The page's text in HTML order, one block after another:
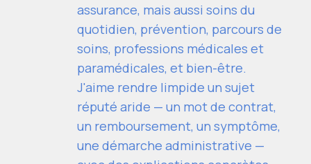
assurance, mais aussi soins du
quotidien, prévention, parcours de
soins, professions médicales et
paramédicales, et bien-être.
J'aime rendre limpide un sujet
réputé aride — un mot de contrat,
un remboursement, un symptôme,
une démarche administrative —